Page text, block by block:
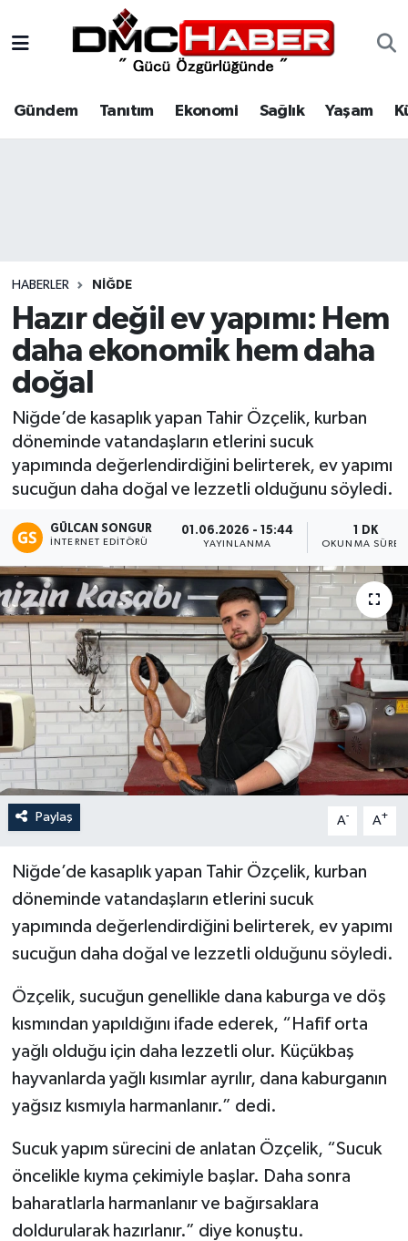
Gündem Tanıtım Ekonomi Sağlık Yaşam
HABERLER NIĞDE
Hazır değil ev yapımı: Hem
daha ekonomik hem daha
doğal
Niğde’de kasaplık yapan Tahir Özçelik, kurban
döneminde vatandaşların etlerini sucuk
yapımında değerlendirdiğini belirterek, ev yapımı
sucuğun daha doğal ve lezzetli olduğunu söyledi.
GÜLCAN SONGUR
İNTERNET EDITÖRÜ
01.06.2026 - 15:44
YAYINLANMA
1 DK
OKUNMA
Paylaş A- A+
Niğde’de kasaplık yapan Tahir Özçelik, kurban
döneminde vatandaşların etlerini sucuk
yapımında değerlendirdiğini belirterek, ev yapımı
sucuğun daha doğal ve lezzetli olduğunu söyledi.
Özçelik, sucuğun genellikle dana kaburga ve döş
kısmından yapıldığını ifade ederek, “Hafif orta
yağlı olduğu için daha lezzetli olur. Küçükbaş
hayvanlarda yağlı kısımlar ayrılır, dana kaburganın
yağsız kısmıyla harmanlanır.” dedi.
Sucuk yapım sürecini de anlatan Özçelik, “Sucuk
öncelikle kıyma çekimiyle başlar. Daha sonra
baharatlarla harmanlanır ve bağırsaklara
doldurularak hazırlanır.” diye konuştu.
Tanıtım
Spor
Siyaset
Eğitim
Teknoloji
Asayiş
Resmi İlan
Nöbetçi Eczaneler
Hava Durumu
Haber Arşivi